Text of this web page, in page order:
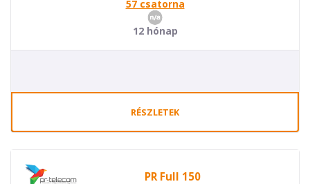
57 csatorna
12 hónap
RÉSZLETEK
PR Full 150